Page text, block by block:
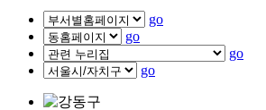
go
go
go
go